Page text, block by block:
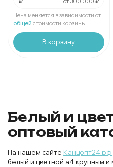
За:
В упаковке
Цена меняется в зависимости от
общей стоимости корзины.
В корзину
Белый и
оптовый
На нашем сайте Канцопт24.рф
белый и цветной а4 крупным и